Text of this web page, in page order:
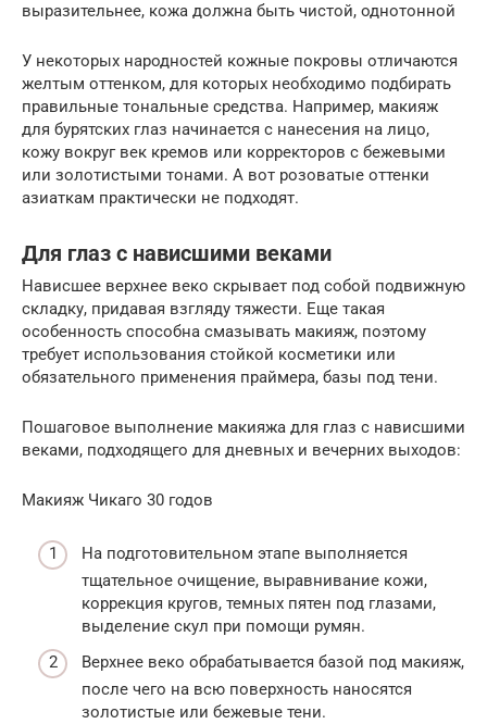
выразительнее, кожа должна быть чистой, однотонной
У некоторых народностей кожные покровы отличаются
желтым оттенком, для которых необходимо подбирать
правильные тональные средства. Например, макияж
для бурятских глаз начинается с нанесения на лицо,
кожу вокруг век кремов или корректоров с бежевыми
или золотистыми тонами. А вот розоватые оттенки
азиаткам практически не подходят.
Для глаз с нависшими веками
Нависшее верхнее веко скрывает под собой подвижную
складку, придавая взгляду тяжести. Еще такая
особенность способна смазывать макияж, поэтому
требует использования стойкой косметики или
обязательного применения праймера, базы под тени.
Пошаговое выполнение макияжа для глаз с нависшими
веками, подходящего для дневных и вечерних выходов:
Макияж Чикаго 30 годов
На подготовительном этапе выполняется
тщательное очищение, выравнивание кожи,
коррекция кругов, темных пятен под глазами,
выделение скул при помощи румян.
Верхнее веко обрабатывается базой под макияж,
после чего на всю поверхность наносятся
золотистые или бежевые тени.